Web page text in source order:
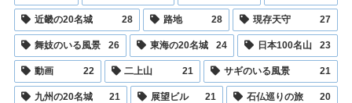
近畿の20名城 28 路地 28 現存天守 27
舞妓のいる風景 26 東海の20名城 24 日本100名山 23
動画 22 二上山 21 サギのいる風景 21
九州の20名城 21 展望ビル 21 石仏巡りの旅 20